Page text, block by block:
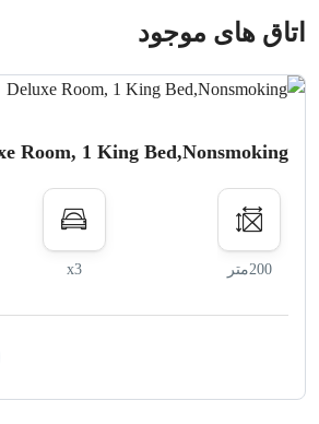
یکی از ویژگی‌های مهم این هتل،
اتاق‌ها در دسترس است. این امکان برای
به اتصال دائمی به اینترنت دارند، بسیار
پارکینگ و خدمات حمل و نقل
برای مسافرانی که با خودرو سفر می‌کنند،
پارکینگ رایگاندر اختیار دارد. همچنین
امن در حاشیه خیابان نیز موجود
اشاره
دسترس است.
اتاق های موجود
Room, 1 King Bed,Nonsmoking
200متر x3